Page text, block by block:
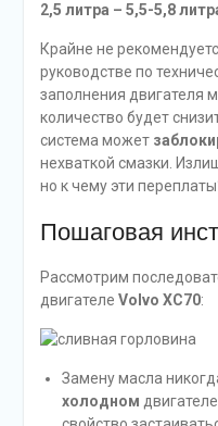
2,5 литра – 5,5-5,8
Крайне не
руководстве по
заполнения двигателя
количество будет
система может
нехваткой смазки.
но к чему эти
Пошаговая
Рассмотрим
двигателе Volvo XC70:
Замену масла
холодном